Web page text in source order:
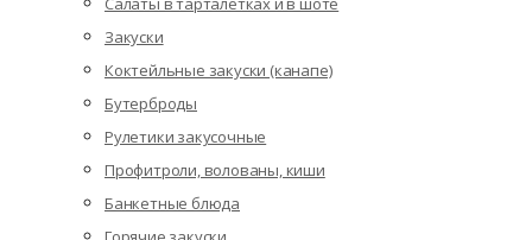
Закуски
Коктейльные закуски (канапе)
Бутерброды
Рулетики закусочные
Профитроли, волованы, киши
Банкетные блюда